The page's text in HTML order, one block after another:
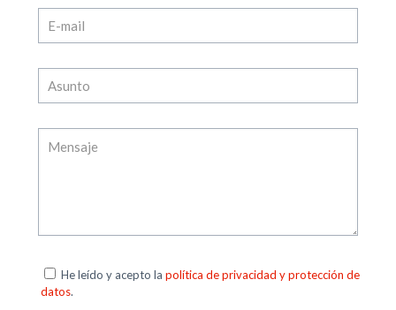
He leído y acepto la política de privacidad y protección de
datos.